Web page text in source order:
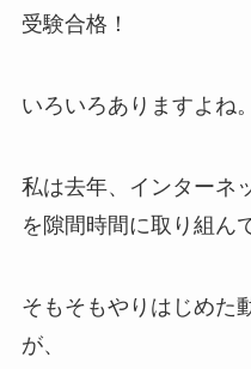
受験合格！
いろいろありますよね。
私は去年、インターネ
を隙間時間に取り組ん
そもそもやりはじめた
が、